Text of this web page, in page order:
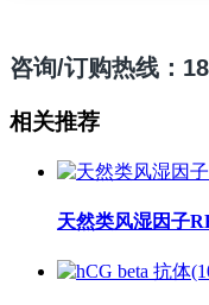
咨询/订购热线：
相关推荐
天然类风湿因子